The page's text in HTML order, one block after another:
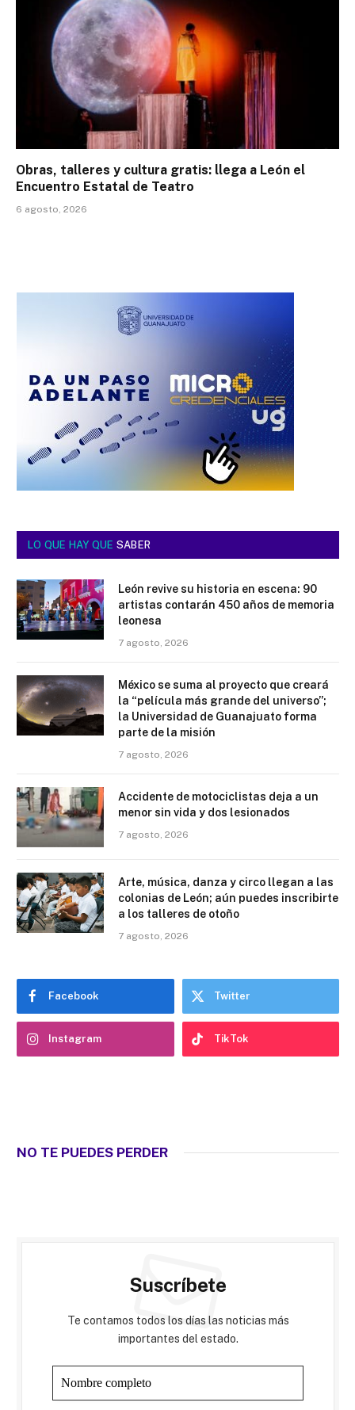
Obras, talleres y cultura gratis: llega a León el
Encuentro Estatal de Teatro
6 agosto, 2026
LO QUE HAY QUE SABER
León revive su historia en escena: 90
artistas contarán 450 años de memoria
leonesa
7 agosto, 2026
México se suma al proyecto que creará
la “película más grande del universo”;
la Universidad de Guanajuato forma
parte de la misión
7 agosto, 2026
Accidente de motociclistas deja a un
menor sin vida y dos lesionados
7 agosto, 2026
Arte, música, danza y circo llegan a las
colonias de León; aún puedes inscribirte
a los talleres de otoño
7 agosto, 2026
Facebook Twitter
Instagram TikTok
NO TE PUEDES PERDER
Suscríbete
Te contamos todos los días las noticias más
importantes del estado.